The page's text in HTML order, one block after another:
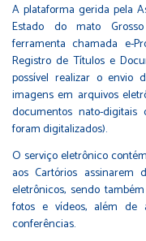
A plataforma gerida pela
Estado do mato
ferramenta chamada e-
Registro de Títulos e
possível realizar o envio
imagens em arquivos
documentos nato-
foram digitalizados).
O serviço eletrônico
aos Cartórios assinarem
eletrônicos, sendo
fotos e vídeos, além de
conferências.